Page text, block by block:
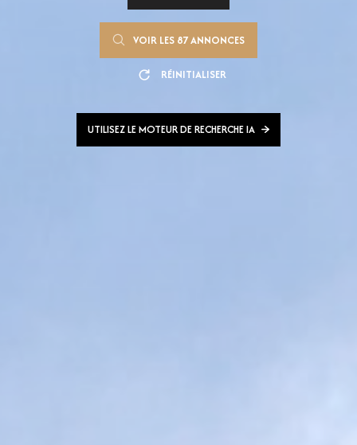
VOIR LES 87ANNONCES
RÉINITIALISER
UTILISEZ LE MOTEUR DE RECHERCHE IA